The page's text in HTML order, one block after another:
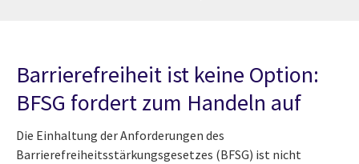
Barrierefreiheit ist keine Option:
BFSG fordert zum Handeln auf
Die Einhaltung der Anforderungen des
Barrierefreiheitsstärkungsgesetzes (BFSG) ist nicht